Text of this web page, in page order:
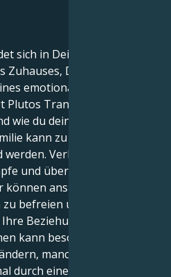
sich in Deinem 4. Haus,
Deiner Familie,
emotionalen
Plutos Transformation auf
wie du deinen eigenen
kann zu einem
Verborgene
und über Generationen
ans Licht kommen
befreien und Ihre
Beziehung zu Ihren
kann besonders intensiv
manchmal durch eine
durch eine Abtrennung.